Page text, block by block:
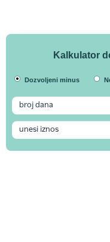
Kalkulator
Dozvoljeni minus